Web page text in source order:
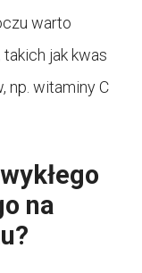
warto
jak kwas
np. witaminy C
na